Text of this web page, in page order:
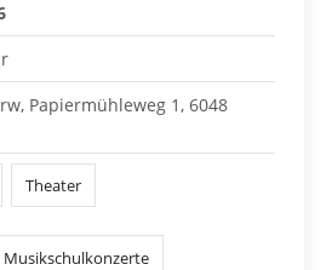
Papiermühleweg 1, 6048
Theater
Musikschulkonzerte